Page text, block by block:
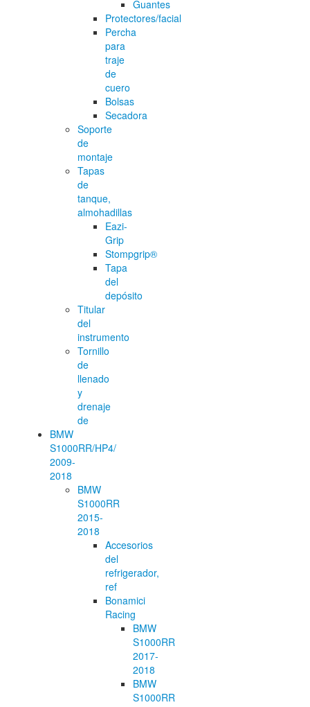
Guantes
Protectores/facial
Percha
para
traje
de
cuero
Bolsas
Secadora
Soporte
de
montaje
Tapas
de
tanque,
almohadillas
Eazi-
Grip
Stompgrip®
Tapa
del
depósito
Titular
del
instrumento
Tornillo
de
llenado
y
drenaje
de
BMW
S1000RR/HP4/
2009-
2018
BMW
S1000RR
2015-
2018
Accesorios
del
refrigerador,
ref
Bonamici
Racing
BMW
S1000RR
2017-
2018
BMW
S1000RR